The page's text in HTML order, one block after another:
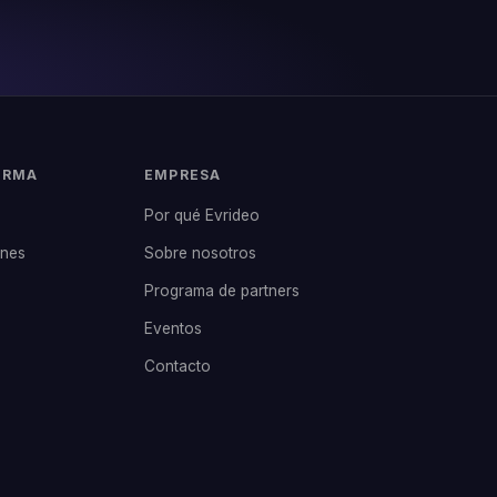
EMPRESA
Por qué Evrideo
Sobre nosotros
Programa de partners
Eventos
Contacto